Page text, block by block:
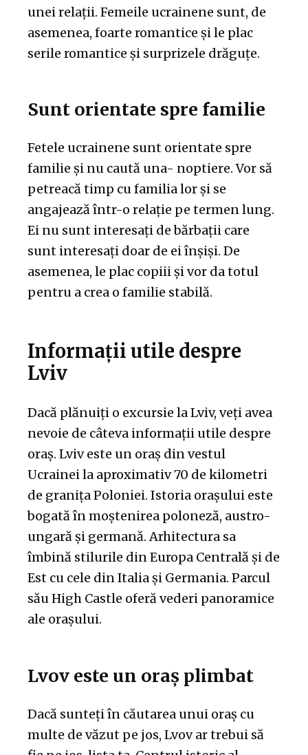
unei relații. Femeile ucrainene sunt, de
asemenea, foarte romantice și le plac
serile romantice și surprizele drăguțe.
Sunt orientate spre familie
Fetele ucrainene sunt orientate spre
familie și nu caută una- noptiere. Vor să
petreacă timp cu familia lor și se
angajează într-o relație pe termen lung.
Ei nu sunt interesați de bărbații care
sunt interesați doar de ei înșiși. De
asemenea, le plac copiii și vor da totul
pentru a crea o familie stabilă.
Informații utile despre
Lviv
Dacă plănuiți o excursie la Lviv, veți avea
nevoie de câteva informații utile despre
oraș. Lviv este un oraș din vestul
Ucrainei la aproximativ 70 de kilometri
de granița Poloniei. Istoria orașului este
bogată în moștenirea poloneză, austro-
ungară și germană. Arhitectura sa
îmbină stilurile din Europa Centrală și de
Est cu cele din Italia și Germania. Parcul
său High Castle oferă vederi panoramice
ale orașului.
Lvov este un oraș plimbat
Dacă sunteți în căutarea unui oraș cu
multe de văzut pe jos, Lvov ar trebui să